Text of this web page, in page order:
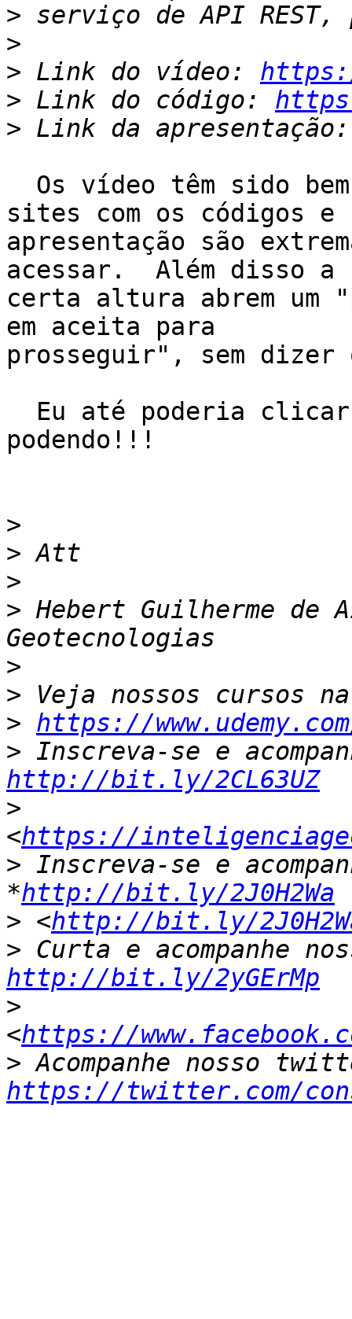
>
>
> Link do vídeo:
> Link do código:
> Link da
sites com os códigos e
apresentação são
acessar.  Além disso a
certa altura abrem um
em aceita para
prosseguir", sem dizer
podendo!!!
>
>
>
> Hebert Guilherme de
>
>
> https://
>
http://bit.ly/2CL63UZ
>
<https://
> Inscreva-se e
*http://bit.ly/2J0H2Wa
> <http://bit.ly/
>
http://bit.ly/2yGErMp
>
<https://
>
https://twitter.com/